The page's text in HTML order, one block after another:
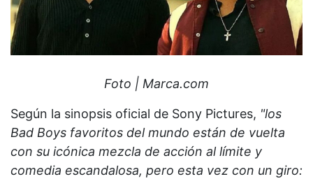
Foto | Marca.com
Según la sinopsis oficial de Sony Pictures, "los
Bad Boys favoritos del mundo están de vuelta
con su icónica mezcla de acción al límite y
comedia escandalosa, pero esta vez con un giro: